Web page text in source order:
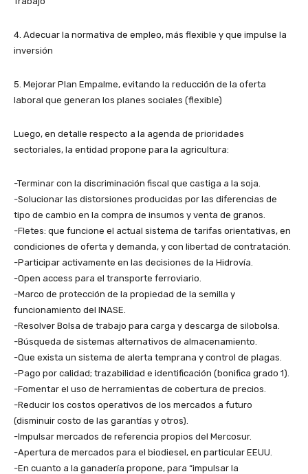
4. Adecuar la normativa de empleo, más flexible y que impulse la
inversión
5. Mejorar Plan Empalme, evitando la reducción de la oferta
laboral que generan los planes sociales (flexible)
Luego, en detalle respecto a la agenda de prioridades
sectoriales, la entidad propone para la agricultura:
-Terminar con la discriminación fiscal que castiga a la soja.
-Solucionar las distorsiones producidas por las diferencias de
tipo de cambio en la compra de insumos y venta de granos.
-Fletes: que funcione el actual sistema de tarifas orientativas, en
condiciones de oferta y demanda, y con libertad de contratación.
-Participar activamente en las decisiones de la Hidrovía.
-Open access para el transporte ferroviario.
-Marco de protección de la propiedad de la semilla y
funcionamiento del INASE.
-Resolver Bolsa de trabajo para carga y descarga de silobolsa.
-Búsqueda de sistemas alternativos de almacenamiento.
-Que exista un sistema de alerta temprana y control de plagas.
-Pago por calidad; trazabilidad e identificación (bonifica grado 1).
-Fomentar el uso de herramientas de cobertura de precios.
-Reducir los costos operativos de los mercados a futuro
(disminuir costo de las garantías y otros).
-Impulsar mercados de referencia propios del Mercosur.
-Apertura de mercados para el biodiesel, en particular EEUU.
-En cuanto a la ganadería propone, para “impulsar la